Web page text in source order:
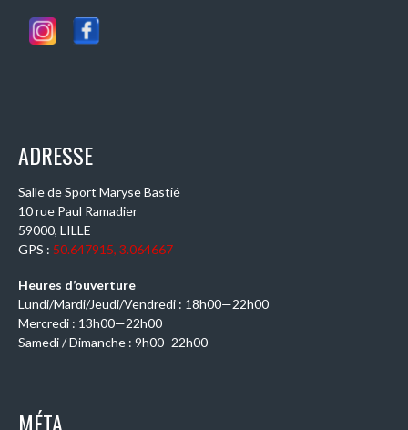
ADRESSE
Salle de Sport Maryse Bastié
10 rue Paul Ramadier
59000, LILLE
GPS : 50.647915, 3.064667
Heures d’ouverture
Lundi/Mardi/Jeudi/Vendredi : 18h00—22h00
Mercredi : 13h00—22h00
Samedi / Dimanche : 9h00–22h00
MÉTA